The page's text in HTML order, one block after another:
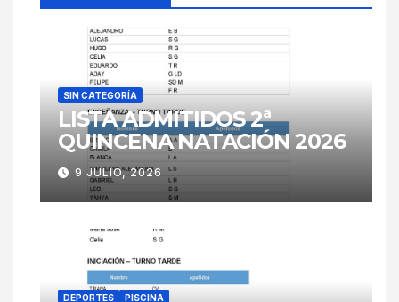
SIN CATEGORÍA
LISTA ADMITIDOS 2ª
QUINCENA NATACIÓN 2026
9 JULIO, 2026
DEPORTES PISCINA